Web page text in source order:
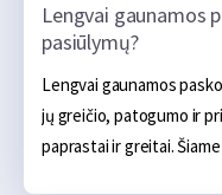
Lengvai gaunamos
pasiūlymų?
Lengvai gaunamos
jų greičio, patogumo ir
paprastai ir greitai.